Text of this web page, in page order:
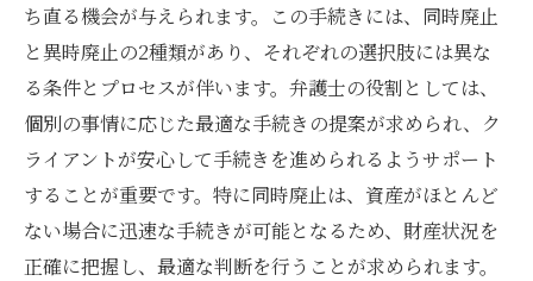
破産手続きにおける個人の目的と目標
弁護士選びのポイントと重要性
手続きの選択に影響を与える要因
法的アドバイスがもたらす安心感
財産が少ない場合の同時廃止弁護士が提案する
最適な方法
自己破産における同時廃止の適用条件
ち直る機会が与えられます。この手続きには、同時廃止
と異時廃止の2種類があり、それぞれの選択肢には異な
る条件とプロセスが伴います。弁護士の役割としては、
個別の事情に応じた最適な手続きの提案が求められ、ク
ライアントが安心して手続きを進められるようサポート
することが重要です。特に同時廃止は、資産がほとんど
ない場合に迅速な手続きが可能となるため、財産状況を
正確に把握し、最適な判断を行うことが求められます。